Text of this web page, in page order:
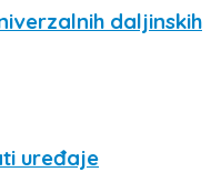
daljinskih
uređaje